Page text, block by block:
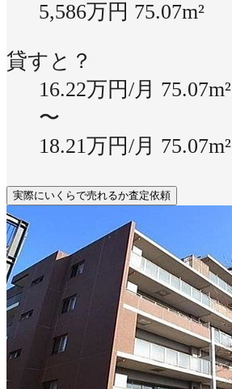
5,586万円 75.07m²
貸すと？
16.22万円/月 75.07m²
〜
18.21万円/月 75.07m²
実際にいくらで売れるか査定依頼